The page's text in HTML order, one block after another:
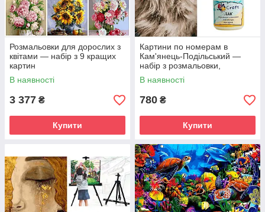
Розмальовки для дорослих з
квітами — набір з 9 кращих
картин
В наявності
3 377 ₴
Купити
Картини по номерам в
Кам'янець-Подільський —
набір з розмальовки,
мольберта та лаку
В наявності
780 ₴
Купити